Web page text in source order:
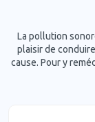
La pollution
plaisir de
cause. Pour y